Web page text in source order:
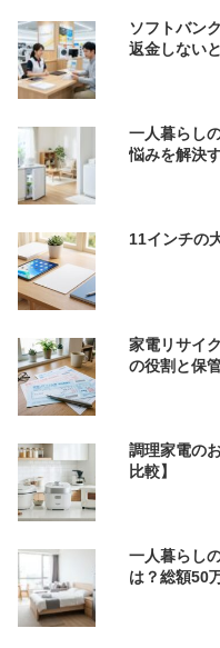
ソフトバン
返金しない
一人暮らし
悩みを解決
11インチの
家電リサイ
の役割と保
調理家電の
比較】
一人暮らし
は？総額50